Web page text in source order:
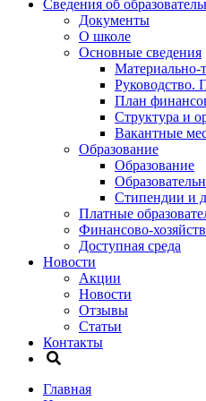
Сведения об
Документы
О школе
Основные сведения
Материально-
Руководство.
План
Структура и
Вакантные
Образование
Образование
Стипендии и
Платные
Финансово-
Доступная среда
Новости
Акции
Новости
Отзывы
Статьи
Контакты
Главная